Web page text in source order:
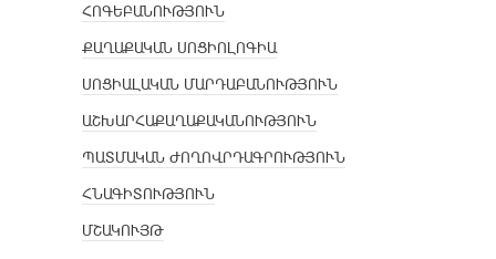
ՀՈԳԵԲԱՆՈՒԹՅՈՒՆ
ՔԱՂԱՔԱԿԱՆ ՍՈՑԻՈԼՈԳԻԱ
ՍՈՑԻԱԼԱԿԱՆ ՄԱՐԴԱԲԱՆՈՒԹՅՈՒՆ
ԱՇԽԱՐՀԱՔԱՂԱՔԱԿԱՆՈՒԹՅՈՒՆ
ՊԱՏՄԱԿԱՆ ԺՈՂՈՎՐԴԱԳՐՈՒԹՅՈՒՆ
ՀՆԱԳԻՏՈՒԹՅՈՒՆ
ՄՇԱԿՈՒՅԹ